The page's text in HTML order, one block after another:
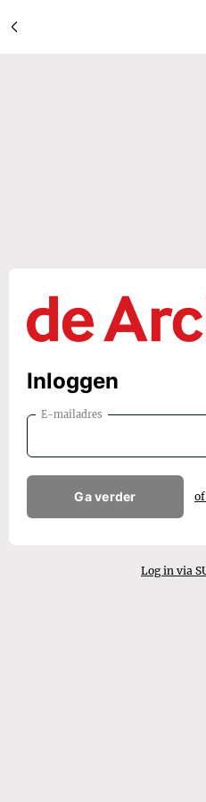
Inloggen
E-mailadres
Ga verder
Log in via